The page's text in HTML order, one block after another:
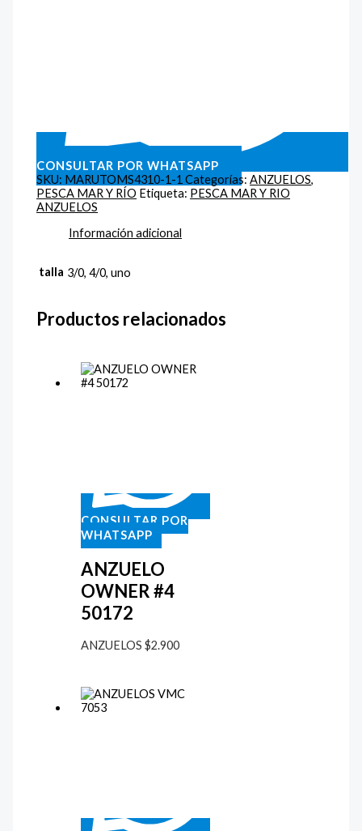
CONSULTAR POR WHATSAPP
SKU: MARUTOMS4310-1-1 Categorías:ANZUELOS,
PESCA MAR Y RÍO Etiqueta: PESCA MAR Y RIO
ANZUELOS
Información adicional
talla 3/0, 4/0, uno
Productos relacionados
CONSULTAR POR
WHATSAPP
ANZUELO
OWNER #4
50172
ANZUELOS $2.900